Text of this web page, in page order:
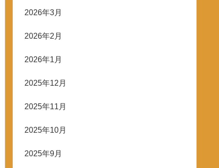
2026年3月
2026年2月
2026年1月
2025年12月
2025年11月
2025年10月
2025年9月